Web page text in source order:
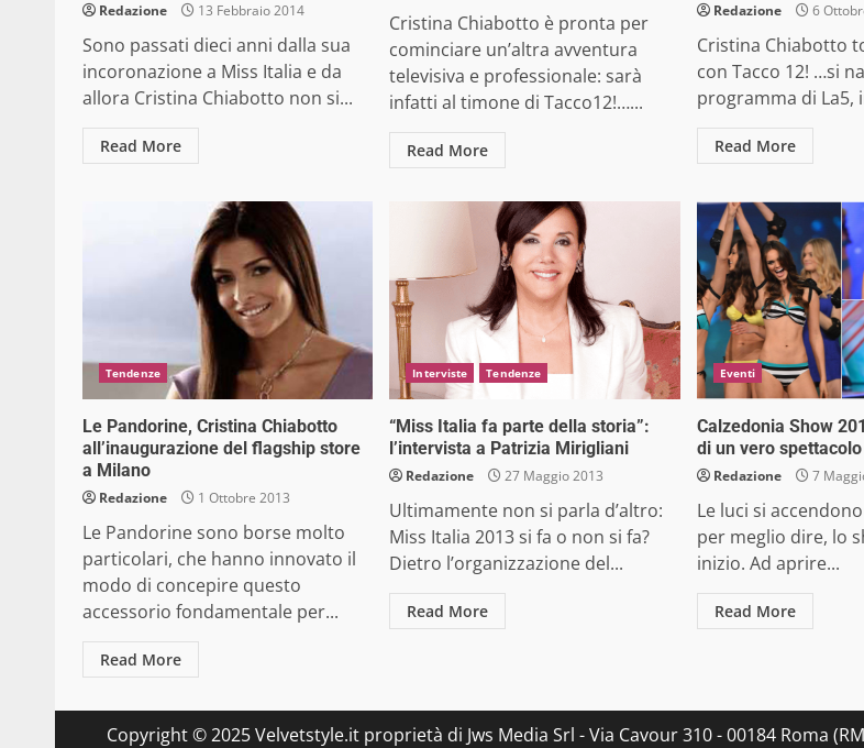
Redazione 13 Febbraio 2014
Sono passati dieci anni dalla sua
incoronazione a Miss Italia e da
allora Cristina Chiabotto non si...
Read More
Cristina Chiabotto è pronta per
cominciare un’altra avventura
televisiva e professionale: sarà
infatti al timone di Tacco12!…...
Read More
Redazione 6
Cristina Chiabotto
con Tacco 12! …si
programma di La5,
Read More
Tendenze
Le Pandorine, Cristina Chiabotto
all’inaugurazione del flagship store
a Milano
Redazione 1 Ottobre 2013
Le Pandorine sono borse molto
particolari, che hanno innovato il
modo di concepire questo
accessorio fondamentale per...
Read More
Interviste Tendenze
“Miss Italia fa parte della storia”:
l’intervista a Patrizia Mirigliani
Redazione 27 Maggio 2013
Ultimamente non si parla d’altro:
Miss Italia 2013 si fa o non si fa?
Dietro l’organizzazione del...
Read More
Eventi
Calzedonia Show
di un vero
Redazione 7
Le luci si
per meglio dire, lo
inizio. Ad aprire...
Read More
Copyright © 2025 Velvetstyle.it proprietà di Jws Media Srl - Via Cavour 310 - 00184 Roma